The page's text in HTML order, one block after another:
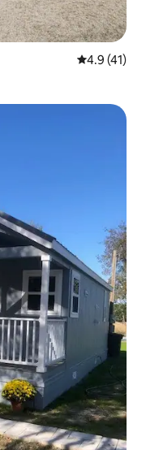
平均评分
4.9 (41)